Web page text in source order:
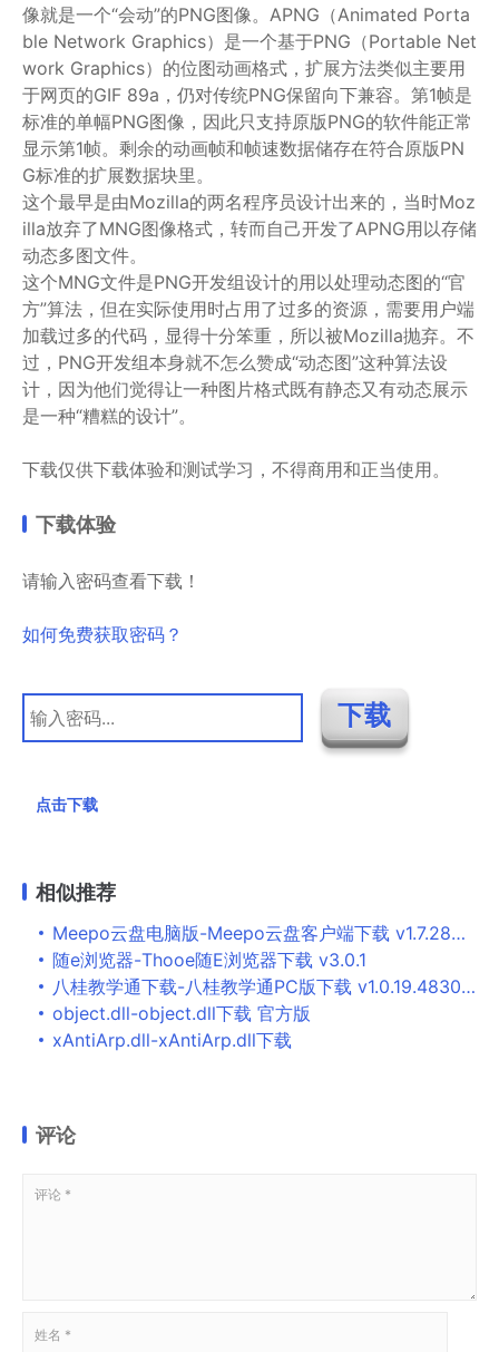
像就是一个“会动”的PNG图像。APNG（Animated Porta
ble Network Graphics）是一个基于PNG（Portable Net
work Graphics）的位图动画格式，扩展方法类似主要用
于网页的GIF 89a，仍对传统PNG保留向下兼容。第1帧是
标准的单幅PNG图像，因此只支持原版PNG的软件能正常
显示第1帧。剩余的动画帧和帧速数据储存在符合原版PN
G标准的扩展数据块里。
这个最早是由Mozilla的两名程序员设计出来的，当时Moz
illa放弃了MNG图像格式，转而自己开发了APNG用以存储
动态多图文件。
这个MNG文件是PNG开发组设计的用以处理动态图的“官
方”算法，但在实际使用时占用了过多的资源，需要用户端
加载过多的代码，显得十分笨重，所以被Mozilla抛弃。不
过，PNG开发组本身就不怎么赞成“动态图”这种算法设
计，因为他们觉得让一种图片格式既有静态又有动态展示
是一种“糟糕的设计”。
下载仅供下载体验和测试学习，不得商用和正当使用。
下载体验
请输入密码查看下载！
如何免费获取密码？
点击下载
相似推荐
Meepo云盘电脑版-Meepo云盘客户端下载 v1.7.28官方版
随e浏览器-Thooe随E浏览器下载 v3.0.1
八桂教学通下载-八桂教学通PC版下载 v1.0.19.48301官方版
object.dll-object.dll下载 官方版
xAntiArp.dll-xAntiArp.dll下载
评论